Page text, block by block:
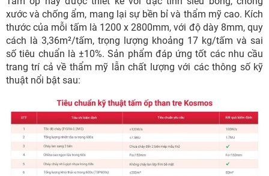
xước và chống ẩm, mang lại sự bền bỉ và thẩm mỹ cao. Kích
thước của mỗi tấm là 1200 x 2800mm, với độ dày 8mm, quy
cách là 3,36m²/tấm, trọng lượng khoảng 17 kg/tấm và sai
số tiêu chuẩn là ±10%. Sản phẩm đáp ứng tốt các nhu cầu
trang trí cả về thẩm mỹ lẫn chất lượng với các thông số kỹ
thuật nổi bật sau: